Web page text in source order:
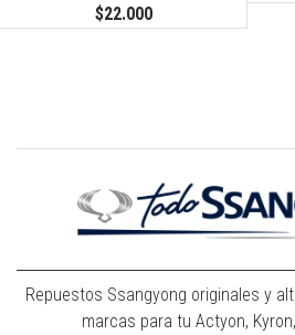
$22.000
Repuestos Ssangyong originales y
marcas para tu Actyon,